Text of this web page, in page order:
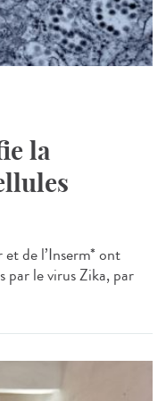
la
de l’Inserm* ont
par le virus Zika, par